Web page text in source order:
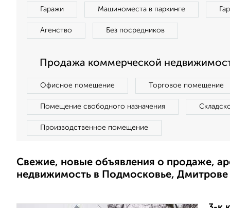
Гаражи Машиноместа в паркинге
Агенство Без посредников
Продажа коммерческой
Офисное помещение Торговое помещение
Помещение свободного назначения
Производственное помещение
Свежие, новые объявления о продаже,
недвижимость в Подмосковье, Дмитрове